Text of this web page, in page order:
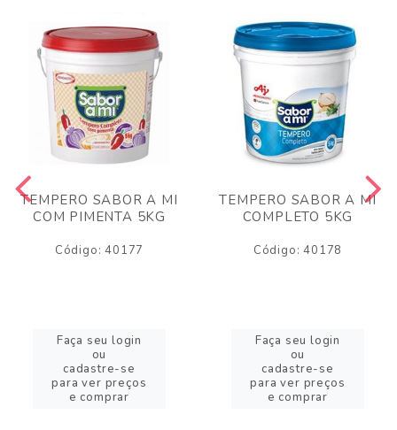
TEMPERO SABOR A MI
COM PIMENTA 5KG
Código: 40177
Faça seu login
ou
cadastre-se
para ver preços
e comprar
TEMPERO SABOR A MI
COMPLETO 5KG
Código: 40178
Faça seu login
ou
cadastre-se
para ver preços
e comprar